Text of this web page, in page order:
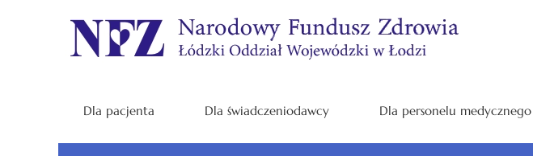
Dla pacjenta Dla świadczeniodawcy Dla personelu medycznego